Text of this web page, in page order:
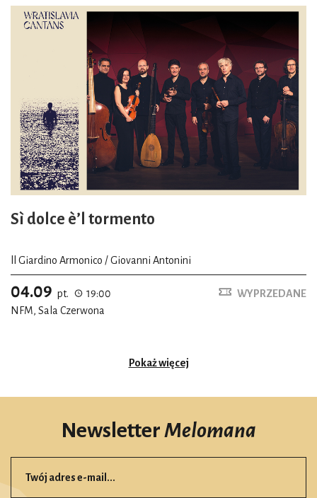
Sì dolce è’l tormento
ll Giardino Armonico / Giovanni Antonini
04.09 pt.
19:00
NFM, Sala Czerwona
WYPRZEDANE
Pokaż więcej
NewsletterMelomana